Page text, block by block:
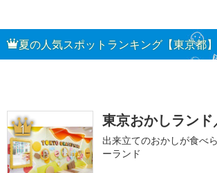
夏の人気スポットランキング【東京都】
1 東京おかしラン
出来立てのおかしが食べ
ーランド